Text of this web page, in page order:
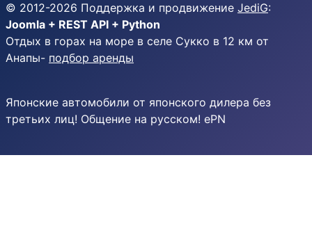
© 2012-2026 Поддержка и продвижение JediG:
Joomla + REST API + Python
Отдых в горах на море в селе Сукко в 12 км от
Анапы- подбор аренды
Японские автомобили от японского дилера без
третьих лиц! Общение на русском! ePN